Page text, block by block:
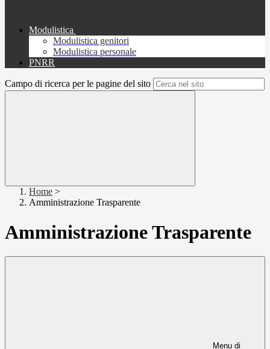
Modulistica
Modulistica genitori
Modulistica personale
PNRR
Campo di ricerca per le pagine del sito
Home >
Amministrazione Trasparente
Amministrazione Trasparente
Menu di